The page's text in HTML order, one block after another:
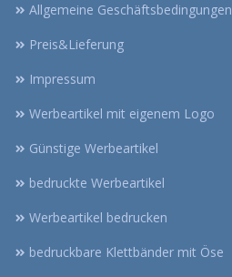
Allgemeine Geschäftsbedingungen
Preis&Lieferung
Impressum
Werbeartikel mit eigenem Logo
Günstige Werbeartikel
bedruckte Werbeartikel
Werbeartikel bedrucken
bedruckbare Klettbänder mit Öse